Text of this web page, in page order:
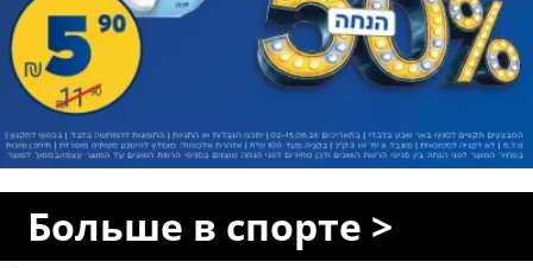
Больше в спорте >